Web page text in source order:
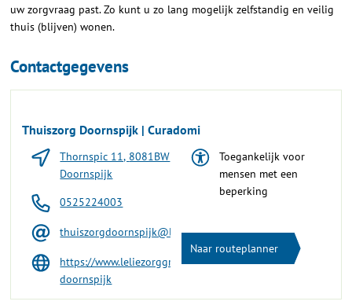
uw zorgvraag past. Zo kunt u zo lang mogelijk zelfstandig en veilig
thuis (blijven) wonen.
Contactgegevens
Thuiszorg Doornspijk | Curadomi
Thornspic 11, 8081BW
Doornspijk
0525224003
thuiszorgdoornspijk@leliezorggroep.nl
https://www.leliezorggroep.nl/locatie/wijkverpleging-
doornspijk
Toegankelijk voor
mensen met een
beperking
Naar routeplanner